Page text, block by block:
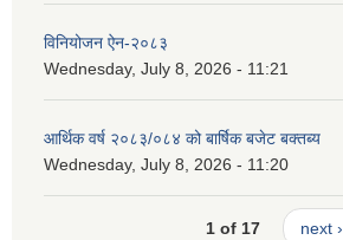
विनियोजन ऐन-२०८३
Wednesday, July 8, 2026 - 11:21
आर्थिक वर्ष २०८३/०८४ को बार्षिक बजेट बक्तब्य
Wednesday, July 8, 2026 - 11:20
1 of 17 next ›